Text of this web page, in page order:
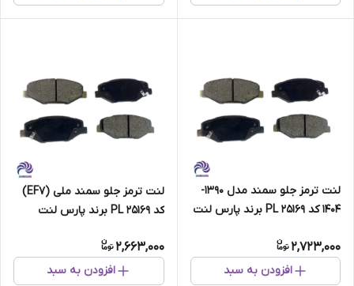
لنت ترمز جلو سمند مدل 1390-
1404 کد PL 25169 برند پارس لنت
2,723,000
افزودن به سبد
لنت ترمز جلو سمند ملی (EF7)
کد PL 25169 برند پارس لنت
2,663,000
افزودن به سبد